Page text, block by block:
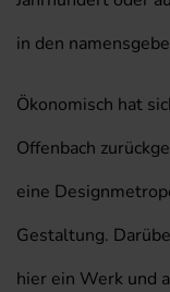
in den
Ökonomisch hat
Offenbach
eine
Gestaltung.
hier ein Werk und